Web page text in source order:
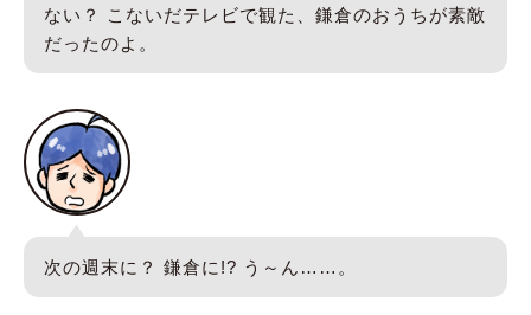
ない？ こないだテレビで観た、鎌倉のおうちが素敵
だったのよ。
次の週末に？ 鎌倉に!? う～ん……。